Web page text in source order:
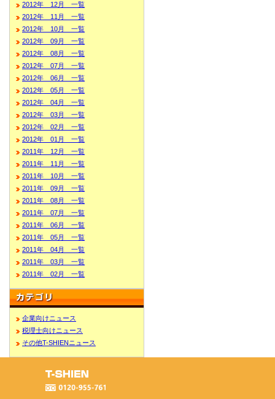
2012年 12月 一覧
2012年 11月 一覧
2012年 10月 一覧
2012年 09月 一覧
2012年 08月 一覧
2012年 07月 一覧
2012年 06月 一覧
2012年 05月 一覧
2012年 04月 一覧
2012年 03月 一覧
2012年 02月 一覧
2012年 01月 一覧
2011年 12月 一覧
2011年 11月 一覧
2011年 10月 一覧
2011年 09月 一覧
2011年 08月 一覧
2011年 07月 一覧
2011年 06月 一覧
2011年 05月 一覧
2011年 04月 一覧
2011年 03月 一覧
2011年 02月 一覧
企業向けニュース
税理士向けニュース
その他T-SHIENニュース